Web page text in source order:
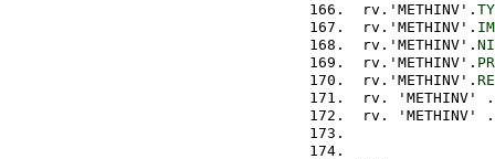
rv.'METHINV'.
rv.'METHINV'.
rv.'METHINV'.
rv.'METHINV'.
rv.'METHINV'.
rv. 'METHINV' .
rv. 'METHINV' .